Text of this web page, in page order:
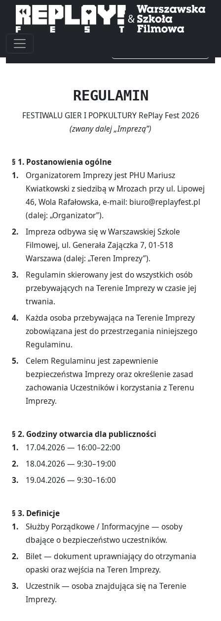
RePlay Fest 2026
REGULAMIN
FESTIWALU GIER I POPKULTURY RePlay Fest 2026
(zwany dalej „Imprezą”)
§ 1. Postanowienia ogólne
Organizatorem Imprezy jest PHU Mariusz
Kwiatkowski z siedzibą w Mrozach przy ul. Lipowej
46, Wola Rafałowska, e-mail: biuro@replayfest.pl
(dalej: „Organizator”).
Impreza odbywa się w Warszawskiej Szkole
Filmowej, ul. Generała Zajączka 7, 01-518
Warszawa (dalej: „Teren Imprezy”).
Regulamin skierowany jest do wszystkich osób
przebywających na Terenie Imprezy w czasie jej
trwania.
Każda osoba przebywająca na Terenie Imprezy
zobowiązana jest do przestrzegania niniejszego
Regulaminu.
Celem Regulaminu jest zapewnienie
bezpieczeństwa Imprezy oraz określenie zasad
zachowania Uczestników i korzystania z Terenu
Imprezy.
§ 2. Godziny otwarcia dla publiczności
17.04.2026 — 16:00–22:00
18.04.2026 — 9:30–19:00
19.04.2026 — 9:30–16:00
§ 3. Definicje
Służby Porządkowe / Informacyjne — osoby
dbające o bezpieczeństwo uczestników.
Bilet — dokument uprawniający do otrzymania
opaski oraz wejścia na Teren Imprezy.
Uczestnik — osoba znajdująca się na Terenie
Imprezy.